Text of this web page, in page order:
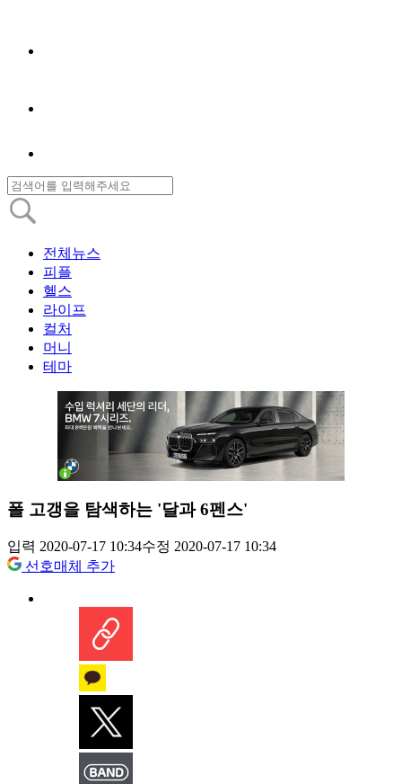
전체뉴스
피플
헬스
라이프
컬처
머니
테마
폴 고갱을 탐색하는 '달과 6펜스'
입력 2020-07-17 10:34수정 2020-07-17 10:34
선호매체 추가